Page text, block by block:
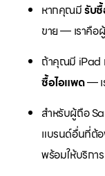
หากคุณมีรับซื้
ขาย — เราคือ
ถ้าคุณมี iPad
ซื้อไอแพด— เ
สำหรับผู้ถือ
แบรนด์อื่นที่ต้
พร้อมให้บริการ